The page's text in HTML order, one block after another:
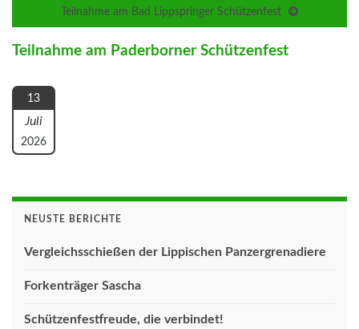
Teilnahme am Bad Lippspringer Schützenfest
Teilnahme am Paderborner Schützenfest
13
Juli
2026
NEUSTE BERICHTE
Vergleichsschießen der Lippischen Panzergrenadiere
Forkenträger Sascha
Schützenfestfreude, die verbindet!